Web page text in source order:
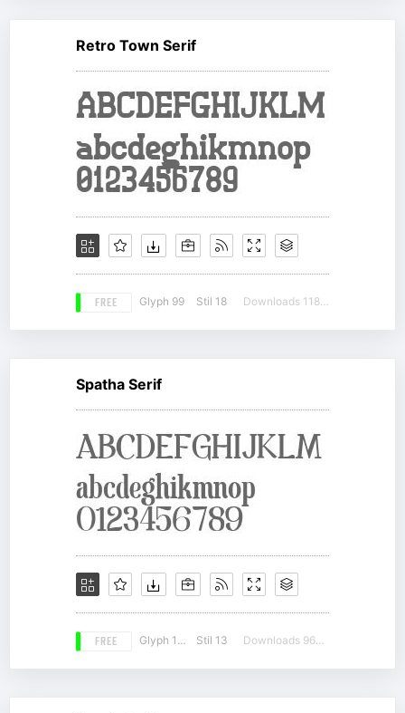
Retro Town Serif
FREE Glyph 99 Stil 18 Downloads 11803
Spatha Serif
FREE Glyph 142 Stil 13 Downloads 9600